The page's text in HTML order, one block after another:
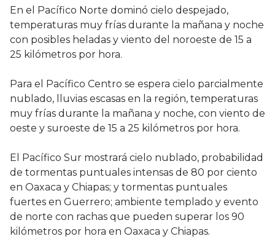
En el Pacífico Norte dominó cielo despejado,
temperaturas muy frías durante la mañana y noche
con posibles heladas y viento del noroeste de 15 a
25 kilómetros por hora.
Para el Pacífico Centro se espera cielo parcialmente
nublado, lluvias escasas en la región, temperaturas
muy frías durante la mañana y noche, con viento de
oeste y suroeste de 15 a 25 kilómetros por hora.
El Pacífico Sur mostrará cielo nublado, probabilidad
de tormentas puntuales intensas de 80 por ciento
en Oaxaca y Chiapas; y tormentas puntuales
fuertes en Guerrero; ambiente templado y evento
de norte con rachas que pueden superar los 90
kilómetros por hora en Oaxaca y Chiapas.